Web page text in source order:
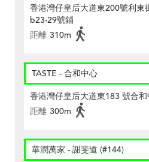
香港灣仔皇后大道東200號利東
b23-29號鋪
距離 310m
TASTE - 合和中心
香港灣仔皇后大道東183 號合
距離 300m
華潤萬家 - 謝斐道 (#144)